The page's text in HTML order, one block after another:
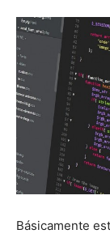
Básicamente